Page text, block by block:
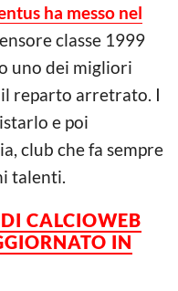
ha messo nel
classe 1999
uno dei migliori
reparto arretrato. I
e poi
club che fa sempre
talenti.
CALCIOWEB
IN